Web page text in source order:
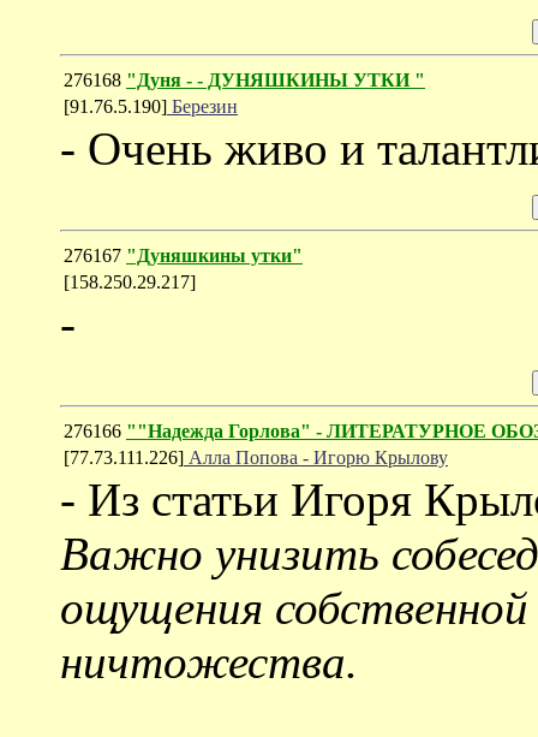
276168 "Дуня - - ДУНЯШКИНЫ УТКИ "
[91.76.5.190] Березин
- Очень живо и
276167 "Дуняшкины утки"
[158.250.29.217]
-
276166 ""Надежда Горлова" - ЛИТЕРАТУРНОЕ
[77.73.111.226] Алла Попова - Игорю Крылову
- Из статьи Игоря
Важно унизить
ощущения
ничтожества.